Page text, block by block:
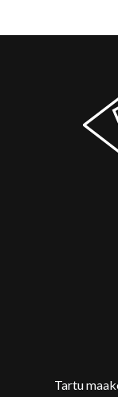
Tartu